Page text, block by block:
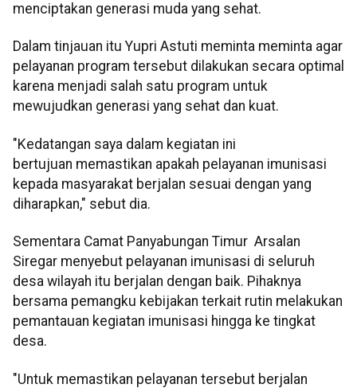
menciptakan generasi muda yang sehat.
Dalam tinjauan itu Yupri Astuti meminta meminta agar
pelayanan program tersebut dilakukan secara optimal
karena menjadi salah satu program untuk
mewujudkan generasi yang sehat dan kuat.
"Kedatangan saya dalam kegiatan ini
bertujuan memastikan apakah pelayanan imunisasi
kepada masyarakat berjalan sesuai dengan yang
diharapkan," sebut dia.
Sementara Camat Panyabungan Timur Arsalan
Siregar menyebut pelayanan imunisasi di seluruh
desa wilayah itu berjalan dengan baik. Pihaknya
bersama pemangku kebijakan terkait rutin melakukan
pemantauan kegiatan imunisasi hingga ke tingkat
desa.
"Untuk memastikan pelayanan tersebut berjalan